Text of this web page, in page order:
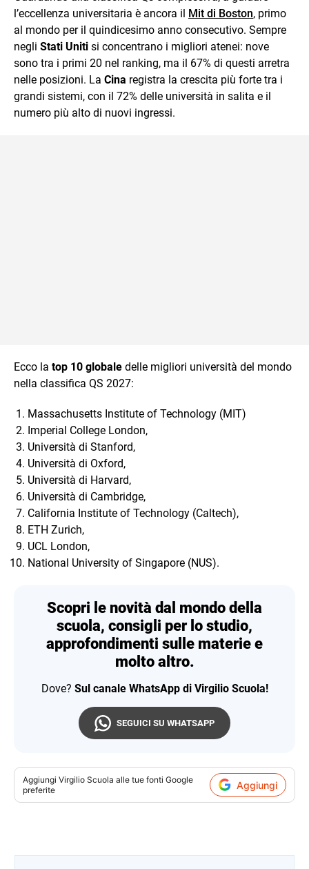
l’eccellenza universitaria è ancora il Mit di Boston, primo
al mondo per il quindicesimo anno consecutivo. Sempre
negli Stati Uniti si concentrano i migliori atenei: nove
sono tra i primi 20 nel ranking, ma il 67% di questi arretra
nelle posizioni. La Cina registra la crescita più forte tra i
grandi sistemi, con il 72% delle università in salita e il
numero più alto di nuovi ingressi.
Ecco la top 10 globale delle migliori università del mondo
nella classifica QS 2027:
Massachusetts Institute of Technology (MIT)
Imperial College London,
Università di Stanford,
Università di Oxford,
Università di Harvard,
Università di Cambridge,
California Institute of Technology (Caltech),
ETH Zurich,
UCL London,
National University of Singapore (NUS).
Scopri le novità dal mondo della
scuola, consigli per lo studio,
approfondimenti sulle materie e
molto altro.
Dove? Sul canale WhatsApp di Virgilio Scuola!
SEGUICI SU WHATSAPP
Aggiungi Virgilio Scuola alle tue fonti Google
preferite
Aggiungi